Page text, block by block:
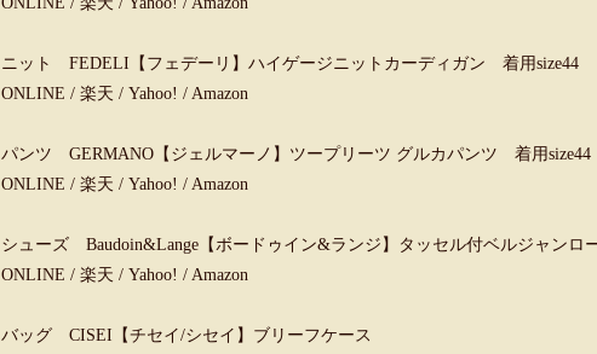
ニット FEDELI【フェデーリ】ハイゲージニットカーディガン 着用size44
ONLINE / 楽天 / Yahoo! / Amazon
パンツ GERMANO【ジェルマーノ】ツープリーツ グルカパンツ 着用size44
ONLINE / 楽天 / Yahoo! / Amazon
シューズ Baudoin&Lange【ボードゥイン&ランジ】タッセル付ベルジャンロ
ONLINE / 楽天 / Yahoo! / Amazon
バッグ CISEI【チセイ/シセイ】ブリーフケース